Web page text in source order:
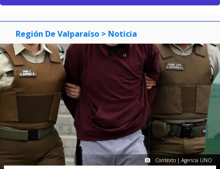
Región De Valparaíso > Noticia
Contexto | Agencia UNO